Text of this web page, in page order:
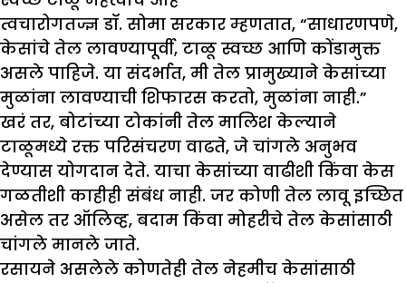
त्वचारोगतज्ज्ञ डॉ. सोमा सरकार म्हणतात, “साधारणपणे,
केसांचे तेल लावण्यापूर्वी, टाळू स्वच्छ आणि कोंडामुक्त
असले पाहिजे. या संदर्भात, मी तेल प्रामुख्याने केसांच्या
मुळांना लावण्याची शिफारस करतो, मुळांना नाही.”
खरं तर, बोटांच्या टोकांनी तेल मालिश केल्याने
टाळूमध्ये रक्त परिसंचरण वाढते, जे चांगले अनुभव
देण्यास योगदान देते. याचा केसांच्या वाढीशी किंवा केस
गळतीशी काहीही संबंध नाही. जर कोणी तेल लावू इच्छित
असेल तर ऑलिव्ह, बदाम किंवा मोहरीचे तेल केसांसाठी
चांगले मानले जाते.
रसायने असलेले कोणतेही तेल नेहमीच केसांसाठी